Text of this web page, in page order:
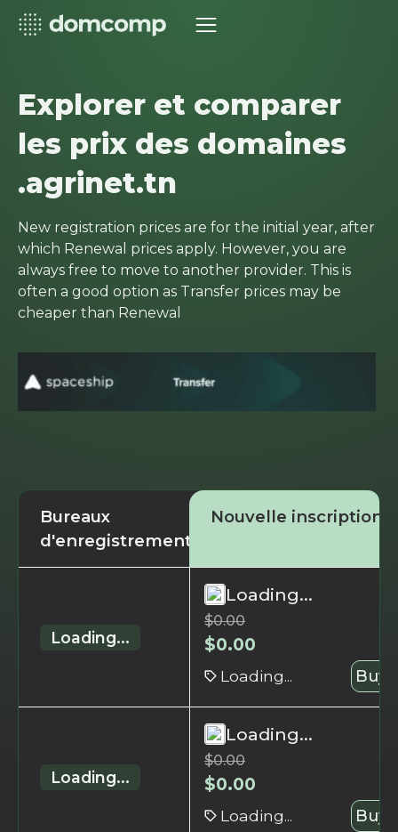
Explorer et comparer
les prix des domaines
.agrinet.tn
New registration prices are for the initial year, after
which Renewal prices apply. However, you are
always free to move to another provider. This is
often a good option as Transfer prices may be
cheaper than Renewal
Bureaux
d'enregistrement
Nouvelle inscription
Loading...
Loading...
$0.00
$0.00
Loading... Buy
Loading...
Loading...
$0.00
$0.00
Loading... Buy